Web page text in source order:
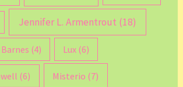
Jennifer L. Armentrout (18)
(4) Lux (6)
(6) Misterio (7)